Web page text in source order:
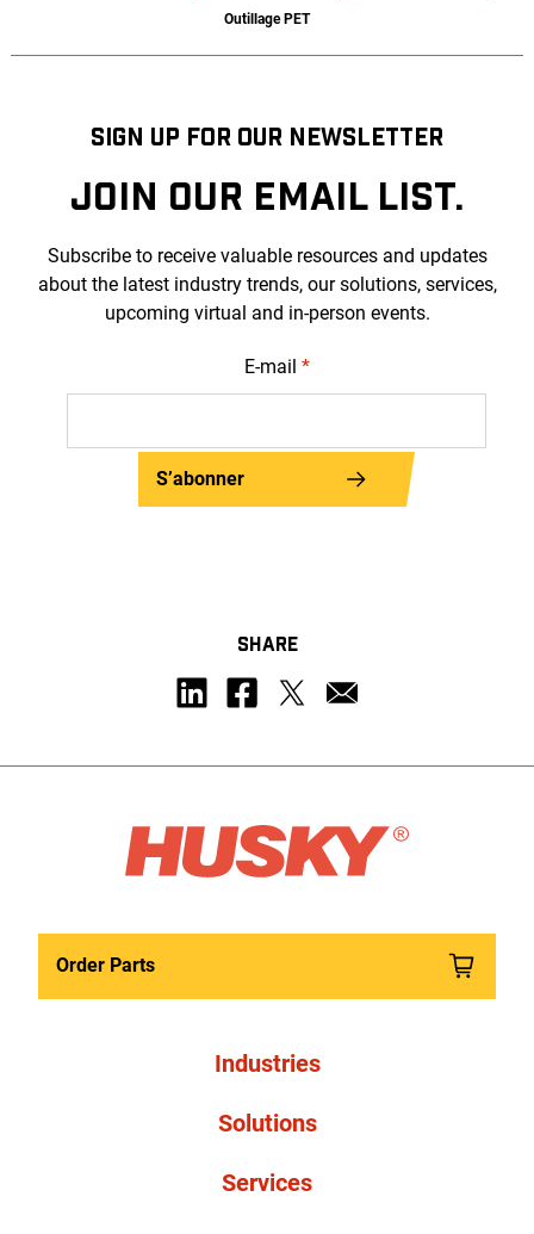
Outillage PET
SIGN UP FOR OUR NEWSLETTER
JOIN OUR EMAIL LIST.
Subscribe to receive valuable resources and updates
about the latest industry trends, our solutions, services,
upcoming virtual and in-person events.
E-mail *
S’abonner
SHARE
Order Parts
Industries
Solutions
Services